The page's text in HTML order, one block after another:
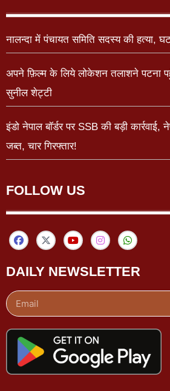
नालन्दा में पंचायत समिति सदस्य की हत्या,
अपने फ़िल्म के लिये लोकेशन तलाशने पटना
सुनील शेट्टी
इंडो नेपाल बॉर्डर पर SSB की बड़ी कार्रवाई,
जब्त, चार गिरफ्तार!
FOLLOW US
DAILY NEWSLETTER